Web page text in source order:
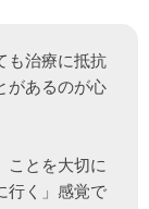
も治療に抵抗
があるのが心
ことを大切に
行く」感覚で